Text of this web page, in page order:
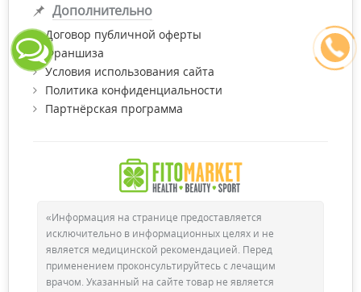
Дополнительно
Договор публичной оферты
Франшиза
Условия использования сайта
Политика конфиденциальности
Партнёрская программа
«Информация на странице предоставляется
исключительно в информационных целях и не
является медицинской рекомендацией. Перед
применением проконсультируйтесь с лечащим
врачом. Указанный на сайте товар не является